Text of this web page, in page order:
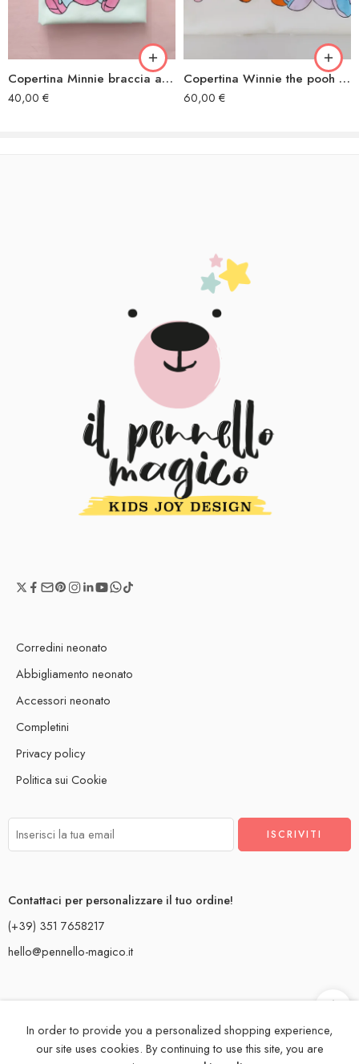
Copertina Minnie braccia aperte
40,00 €
Copertina Winnie the pooh con tutti i personaggi
60,00 €
Corredini neonato
Abbigliamento neonato
Accessori neonato
Completini
Privacy policy
Politica sui Cookie
Contattaci per personalizzare il tuo ordine!
(+39) 351 7658217
hello@pennello-magico.it
Creiamo con dal Salento!
In order to provide you a personalized shopping experience,
our site uses cookies. By continuing to use this site, you are